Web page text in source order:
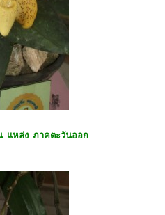
แหล่ง ภาคตะวันออก